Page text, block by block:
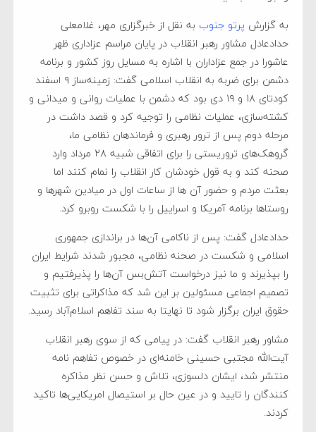
به گزارش پرتو جنوب به نقل از خبرگزاری مهر، غلامعلی
حدادعادل مشاور رهبر انقلاب در پایان مراسم عزاداری ظهر
عاشورا در جمع عزاداران با اشاره به مسایل روز کشور و برنامه
دشمن برای ضربه به انقلاب اسلامی گفت: زمینه‌ساز ۹ اسفند
کودتای ۱۸ و ۱۹ دی بود که دشمن با عملیات روانی و میدانی و
کشته‌سازی، عملیات نظامی را توجیه کرد و قصد داشت در
مرحله دوم پس از ترور رهبری و فرماندهان نظامی ما،
گروهک‌های تروریستی را برای اتفاقی شبیه ۲۸ مرداد وارد
صحنه کند و به قول خودشان کار انقلاب را نمام کنند اما
بعثت مردم و حضور آن ها از ساعات اول در میادین شهرها و
روستاها برنامه آمریکا و اسراییل را با شکست روبرو کرد.
حدادعادل گفت: پس از ناکامی آن‌ها در براندازی جمهوری
اسلامی و شکست در صحنه نظامی، مجبور شدند شرایط ایران
را بپذیرند و ما نیز درخواست آتش‌بس آن‌ها را پذیرفتیم و
تصمیم اجماعی مسئولین بر این شد که مذاکراتی برای تثبیت
حقوق ایران برگزار شود تا نهایتا به سند تفاهم اسلام‌آباد رسید.
مشاور رهبر انقلاب گفت: در پیامی که از سوی رهبر انقلاب
آیت‌الله مجتبی حسینی خامنه‌ای در خصوص تفاهم نامه
منتشر شد، ایشان دلسوزی، تلاش و حسن نظر مذاکره
کنندگان را تایید و در عین حال بر استیصال امریکایی‌ها تاکید
کردند.